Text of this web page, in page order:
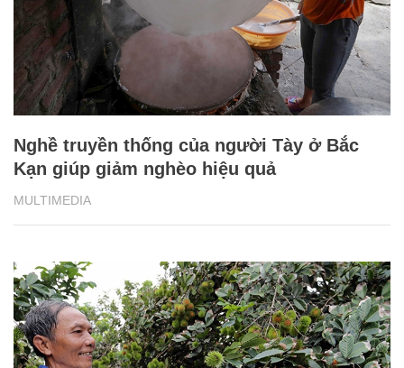
MULTIMEDIA
Kạn giúp giảm nghèo hiệu quả